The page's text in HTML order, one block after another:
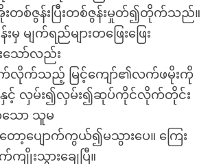
အိုးတစ်ဇွန်းပြီးတစ်ဇွန်းမှုတ်၍တိုက်သည်။
မှ မျက်ရည်များတဖြေးဖြေး
သော်လည်း
က်လိုက်သည့် မြင့်ကျော်၏လက်ဖမိုးကို
လှမ်း၍လှမ်း၍ဆုပ်ကိုင်လိုက်တိုင်း
သော သူမ
ာ့ပျောက်ကွယ်၍မသွားပေ။ ကြေး
ျိုးသွားချေပြီ။